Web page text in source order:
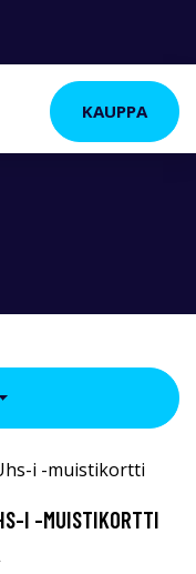
KAUPPA
I -MUISTIKORTTI